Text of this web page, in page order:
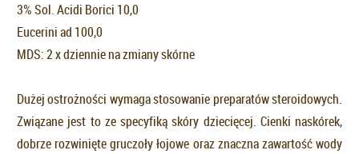
3% Sol. Acidi Borici 10,0
Eucerini ad 100,0
MDS: 2 x dziennie na zmiany skórne
Dużej ostrożności wymaga stosowanie preparatów steroidowych.
Związane jest to ze specyfiką skóry dziecięcej. Cienki naskórek,
dobrze rozwinięte gruczoły łojowe oraz znaczna zawartość wody